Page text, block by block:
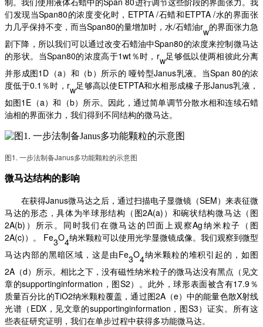
们发现当Span80的浓度变化时，ETPTA /石蜡和ETPTA /水的界面张
力几乎保持不变，而当Span80的量增加时，水/石蜡油rw的界面张力急
剧下降，所以我们可以通过改变石蜡油中Span80的浓度来控制微马达
的形状。当Span80的浓度高于1wt％时，rw足够低以使两相彼此分离
并形成图1D（a）和（b）所示的 哑铃型Janus乳液。当Span 80的浓
度低于0.1％时，rw足够高以使ETPTA和水相形成橡子形Janus乳液，
如图1E（a）和（b）所示。因此，通过简单调节分散水相和连续石蜡
油相的界面张力，我们得到不同结构的微马达。
图1. 一步法制备Janus多功能颗粒的示意图
微马达结构的影响
在获得Janus微马达之后，通过扫描电子显微镜（SEM）来表征微
马达的形态，具体为半球形结构（图2A(a)）和碗状结构微马达（图
2A(b)）所示。同时我们在微马达的凹面上观察Ag纳米粒子（图
2A(c)）。 Fe3O4纳米颗粒可以使用光学显微镜成像。我们观察到微型
马达内部的黑暗区域，这是由Fe3O4纳米颗粒的堆积引起的，如图
2A（d）所示。相比之下，没有磁性纳米粒子的微马达没有黑点（见文
章的supportinginformation，图S2）。此外，球形表面被含有17.9％
质量百分比的TiO2纳米颗粒覆盖，通过图2A（e）中的能量色散X射线
光谱（EDX，见文章的supportinginformation，图S3）证实。所有这
些表征研究证明，我们在单步过程中获得多功能微马达。